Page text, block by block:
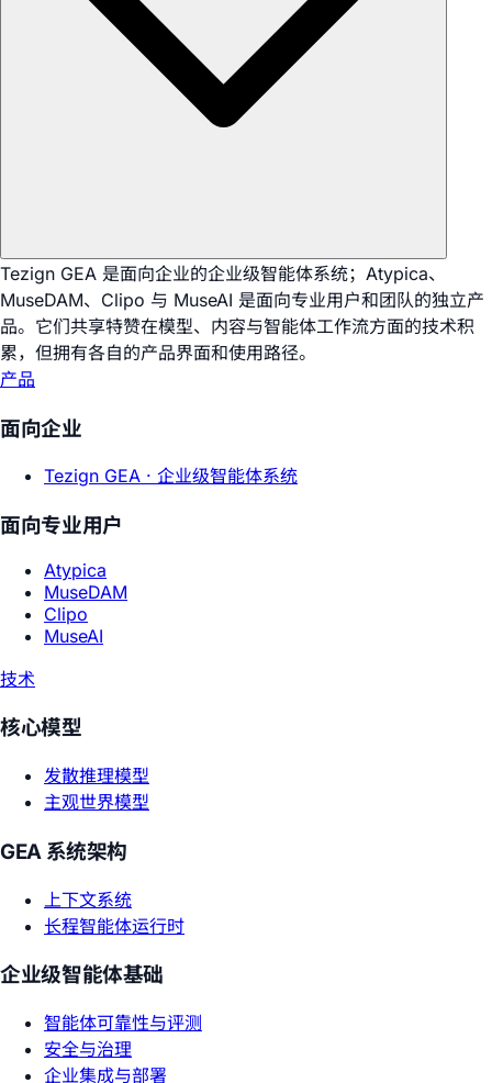
Tezign GEA 是面向企业的企业级智能体系统；Atypica、
MuseDAM、Clipo 与 MuseAI 是面向专业用户和团队的独立产
品。它们共享特赞在模型、内容与智能体工作流方面的技术积
累，但拥有各自的产品界面和使用路径。
产品
面向企业
Tezign GEA · 企业级智能体系统
面向专业用户
Atypica
MuseDAM
Clipo
MuseAI
技术
核心模型
发散推理模型
主观世界模型
GEA 系统架构
上下文系统
长程智能体运行时
企业级智能体基础
智能体可靠性与评测
安全与治理
企业集成与部署